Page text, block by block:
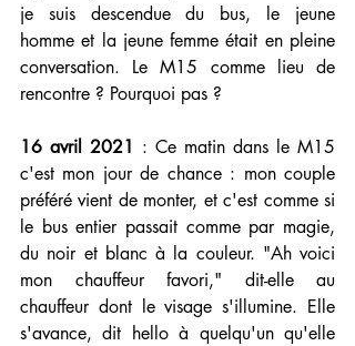
je suis descendue du bus, le jeune
homme et la jeune femme était en pleine
conversation. Le M15 comme lieu de
rencontre ? Pourquoi pas ?
16 avril 2021 : Ce matin dans le M15
c'est mon jour de chance : mon couple
préféré vient de monter, et c'est comme si
le bus entier passait comme par magie,
du noir et blanc à la couleur. "Ah voici
mon chauffeur favori," dit-elle au
chauffeur dont le visage s'illumine. Elle
s'avance, dit hello à quelqu'un qu'elle